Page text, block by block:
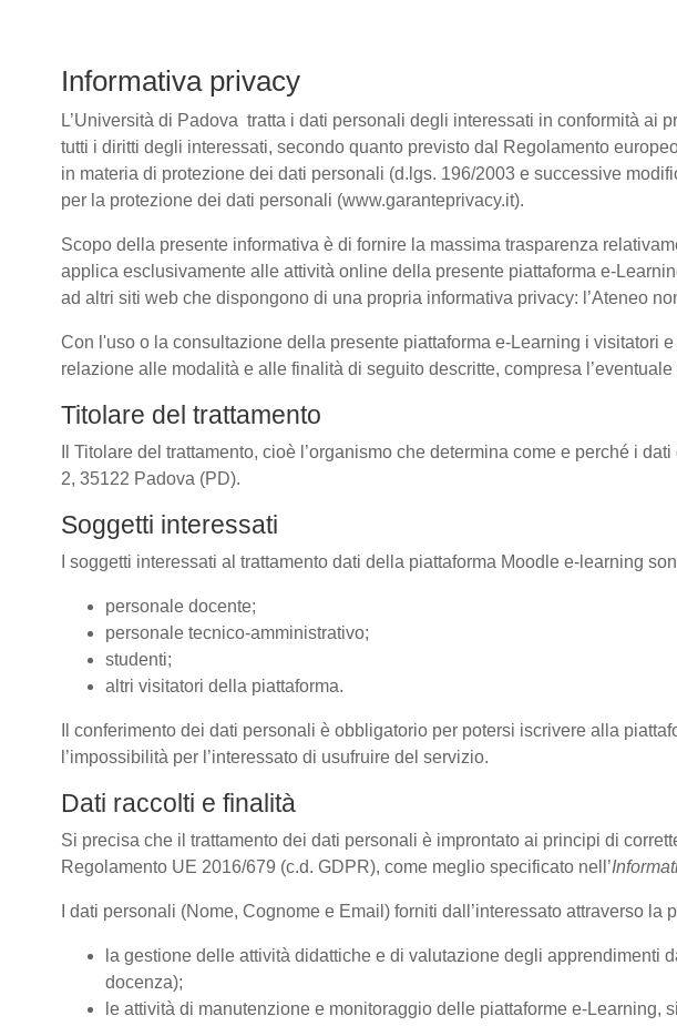
Informativa privacy
L’Università di Padova tratta i dati personali degli interessati in conformità
tutti i diritti degli interessati, secondo quanto previsto dal Regolamento
in materia di protezione dei dati personali (d.lgs. 196/2003 e successive
per la protezione dei dati personali (www.garanteprivacy.it).
Scopo della presente informativa è di fornire la massima trasparenza
applica esclusivamente alle attività online della presente piattaforma e-
ad altri siti web che dispongono di una propria informativa privacy: l’Ateneo
Con l'uso o la consultazione della presente piattaforma e-Learning i visitatori
relazione alle modalità e alle finalità di seguito descritte, compresa
Titolare del trattamento
Il Titolare del trattamento, cioè l’organismo che determina come e perché i
2, 35122 Padova (PD).
Soggetti interessati
I soggetti interessati al trattamento dati della piattaforma Moodle e-learning
personale docente;
personale tecnico-amministrativo;
studenti;
altri visitatori della piattaforma.
Il conferimento dei dati personali è obbligatorio per potersi iscrivere alla
l’impossibilità per l’interessato di usufruire del servizio.
Dati raccolti e finalità
Si precisa che il trattamento dei dati personali è improntato ai principi di
Regolamento UE 2016/679 (c.d. GDPR), come meglio specificato nell’
I dati personali (Nome, Cognome e Email) forniti dall’interessato attraverso
la gestione delle attività didattiche e di valutazione degli apprendimenti
docenza);
le attività di manutenzione e monitoraggio delle piattaforme e-